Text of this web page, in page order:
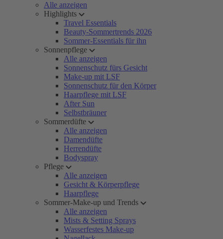
Alle anzeigen
Highlights
Travel Essentials
Beauty-Sommertrends 2026
Sommer-Essentials für ihn
Sonnenpflege
Alle anzeigen
Sonnenschutz fürs Gesicht
Make-up mit LSF
Sonnenschutz für den Körper
Haarpflege mit LSF
After Sun
Selbstbräuner
Sommerdüfte
Alle anzeigen
Damendüfte
Herrendüfte
Bodyspray
Pflege
Alle anzeigen
Gesicht & Körperpflege
Haarpflege
Sommer-Make-up und Trends
Alle anzeigen
Mists & Setting Sprays
Wasserfestes Make-up